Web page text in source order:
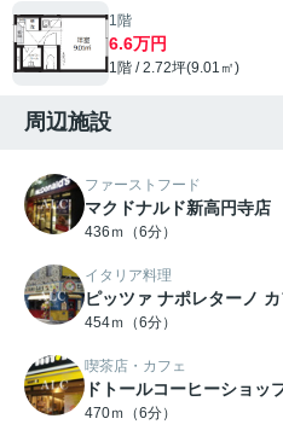
1階
6.6万円
1階 / 2.72坪(9.01㎡)
周辺施設
ファーストフード
マクドナルド新高円寺店
436ｍ（6分）
イタリア料理
ピッツァ ナポレターノ
454ｍ（6分）
喫茶店・カフェ
ドトールコーヒーショッ
470ｍ（6分）